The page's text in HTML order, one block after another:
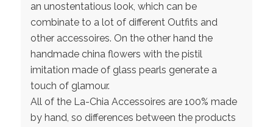
an unostentatious look, which can be
combinate to a lot of different Outfits and
other accessoires. On the other hand the
handmade china flowers with the pistil
imitation made of glass pearls generate a
touch of glamour.
All of the La-Chia Accessoires are 100% made
by hand, so differences between the products